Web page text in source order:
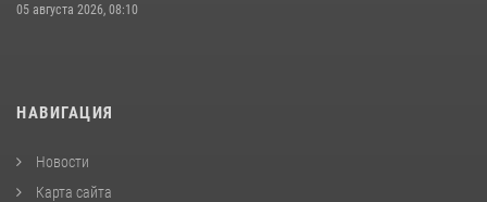
05 августа 2026, 08:10
НАВИГАЦИЯ
Новости
Карта сайта